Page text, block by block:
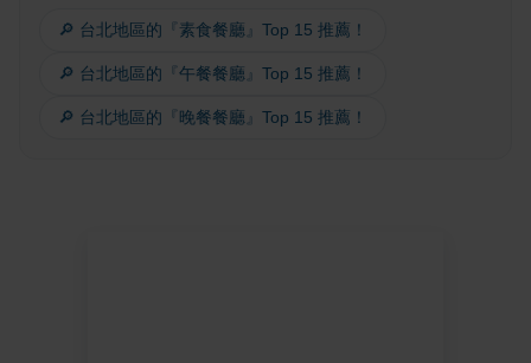
🔎 台北地區的『素食餐廳』Top 15 推薦！
🔎 台北地區的『午餐餐廳』Top 15 推薦！
🔎 台北地區的『晚餐餐廳』Top 15 推薦！